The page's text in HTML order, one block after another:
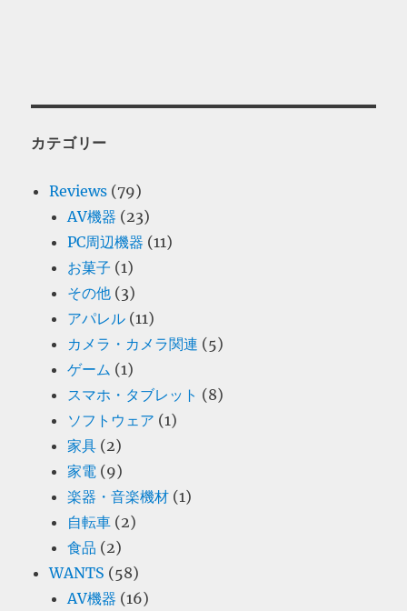
カテゴリー
Reviews (79)
AV機器 (23)
PC周辺機器 (11)
お菓子 (1)
その他 (3)
アパレル (11)
カメラ・カメラ関連 (5)
ゲーム (1)
スマホ・タブレット (8)
ソフトウェア (1)
家具 (2)
家電 (9)
楽器・音楽機材 (1)
自転車 (2)
食品 (2)
WANTS (58)
AV機器 (16)